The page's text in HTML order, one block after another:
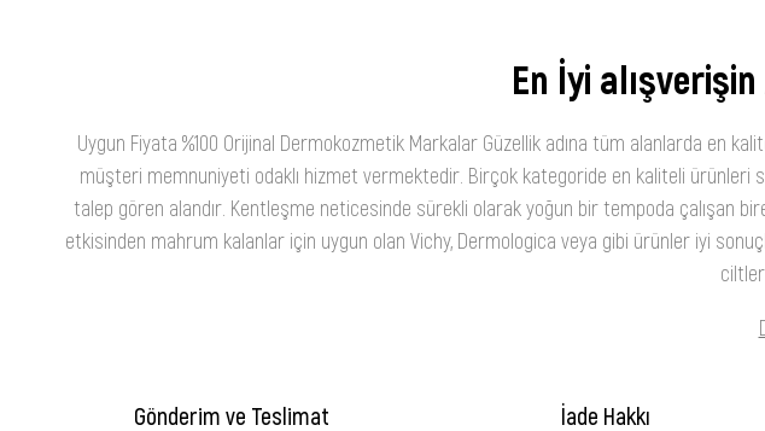
En İyi
Uygun Fiyata %100 Orijinal Dermokozmetik Markalar Güzellik adına tüm alanlarda
müşteri memnuniyeti odaklı hizmet vermektedir. Birçok kategoride en kaliteli ürünleri
talep gören alandır. Kentleşme neticesinde sürekli olarak yoğun bir tempoda çalışan
etkisinden mahrum kalanlar için uygun olan Vichy, Dermologica veya gibi ürünler iyi
Gönderim ve Teslimat İade Hakkı